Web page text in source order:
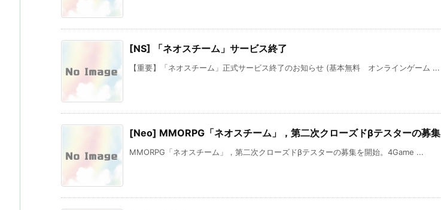
[NS] 「ネオスチーム」サービス終了
【重要】「ネオスチーム」正式サービス終了のお知らせ (基本無料 オンラインゲーム ...
[Neo] MMORPG「ネオスチーム」，第二次クローズドβテスターの募集
MMORPG「ネオスチーム」，第二次クローズドβテスターの募集を開始。4Game ...